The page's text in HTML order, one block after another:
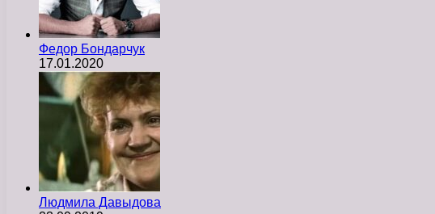
Федор Бондарчук
17.01.2020
Людмила Давыдова